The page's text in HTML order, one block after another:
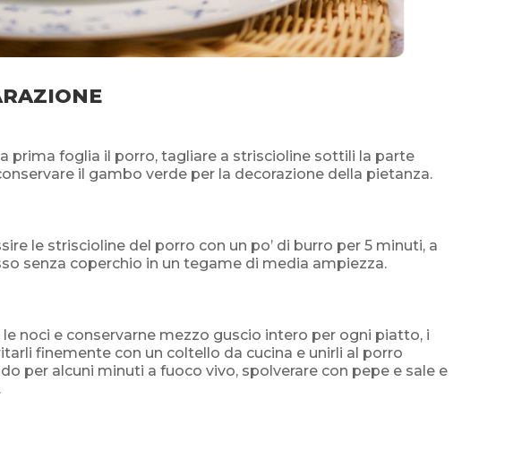
prima foglia il porro, tagliare a striscioline sottili la parte
il gambo verde per la decorazione della pietanza.
le striscioline del porro con un po’ di burro per 5 minuti, a
senza coperchio in un tegame di media ampiezza.
le noci e conservarne mezzo guscio intero per ogni piatto, i
finemente con un coltello da cucina e unirli al porro
per alcuni minuti a fuoco vivo, spolverare con pepe e sale e